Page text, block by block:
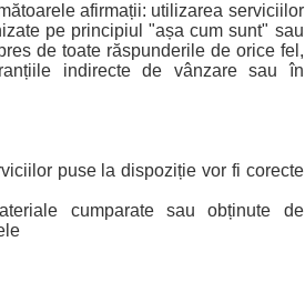
afirmații: utilizarea serviciilor
pe principiul "așa cum sunt" sau
de toate răspunderile de orice fel,
indirecte de vânzare sau în
puse la dispoziție vor fi corecte
cumparate sau obținute de